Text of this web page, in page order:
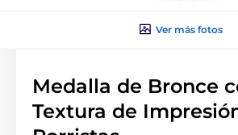
Ver más fotos
Medalla de Bronce
Textura de